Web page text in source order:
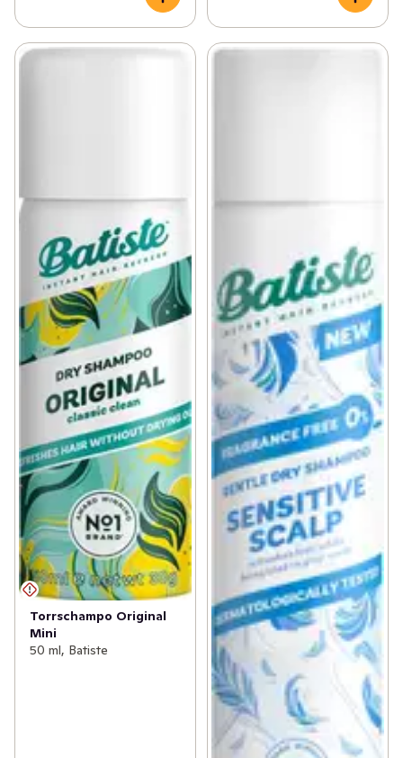
Torrschampo Original
Mini
50 ml, Batiste